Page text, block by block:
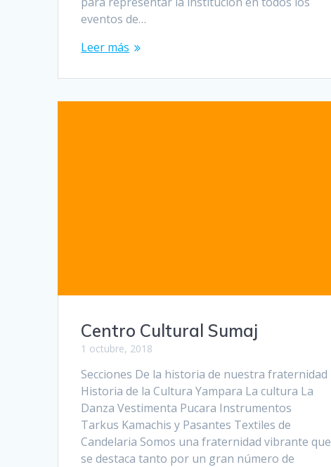
eventos de…
Leer más
Centro Cultural Sumaj
1 octubre, 2018
Secciones De la historia de nuestra fraternidad
Historia de la Cultura Yampara La cultura La
Danza Vestimenta Pucara Instrumentos
Tarkus Kamachis y Pasantes Textiles de
Candelaria Somos una fraternidad vibrante que
se destaca tanto por un gran número de